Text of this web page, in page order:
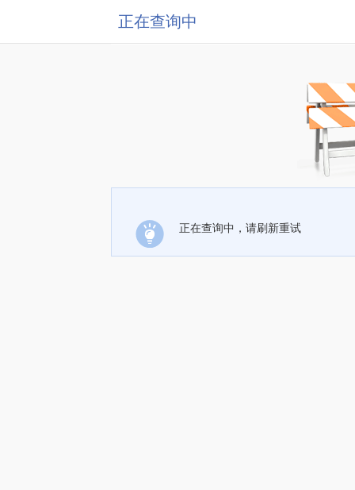
正在查询中
正在查询中，请刷新重试